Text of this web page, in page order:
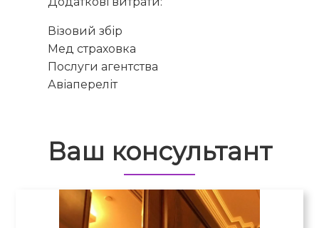
Візовий збір
Мед страховка
Послуги агентства
Авіапереліт
Ваш консультант